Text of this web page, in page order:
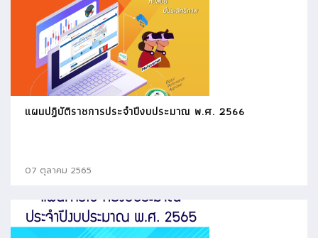
แผนปฏิบัติราชการประจำปีงบประมาณ พ.ศ. 2566
07 ตุลาคม 2565